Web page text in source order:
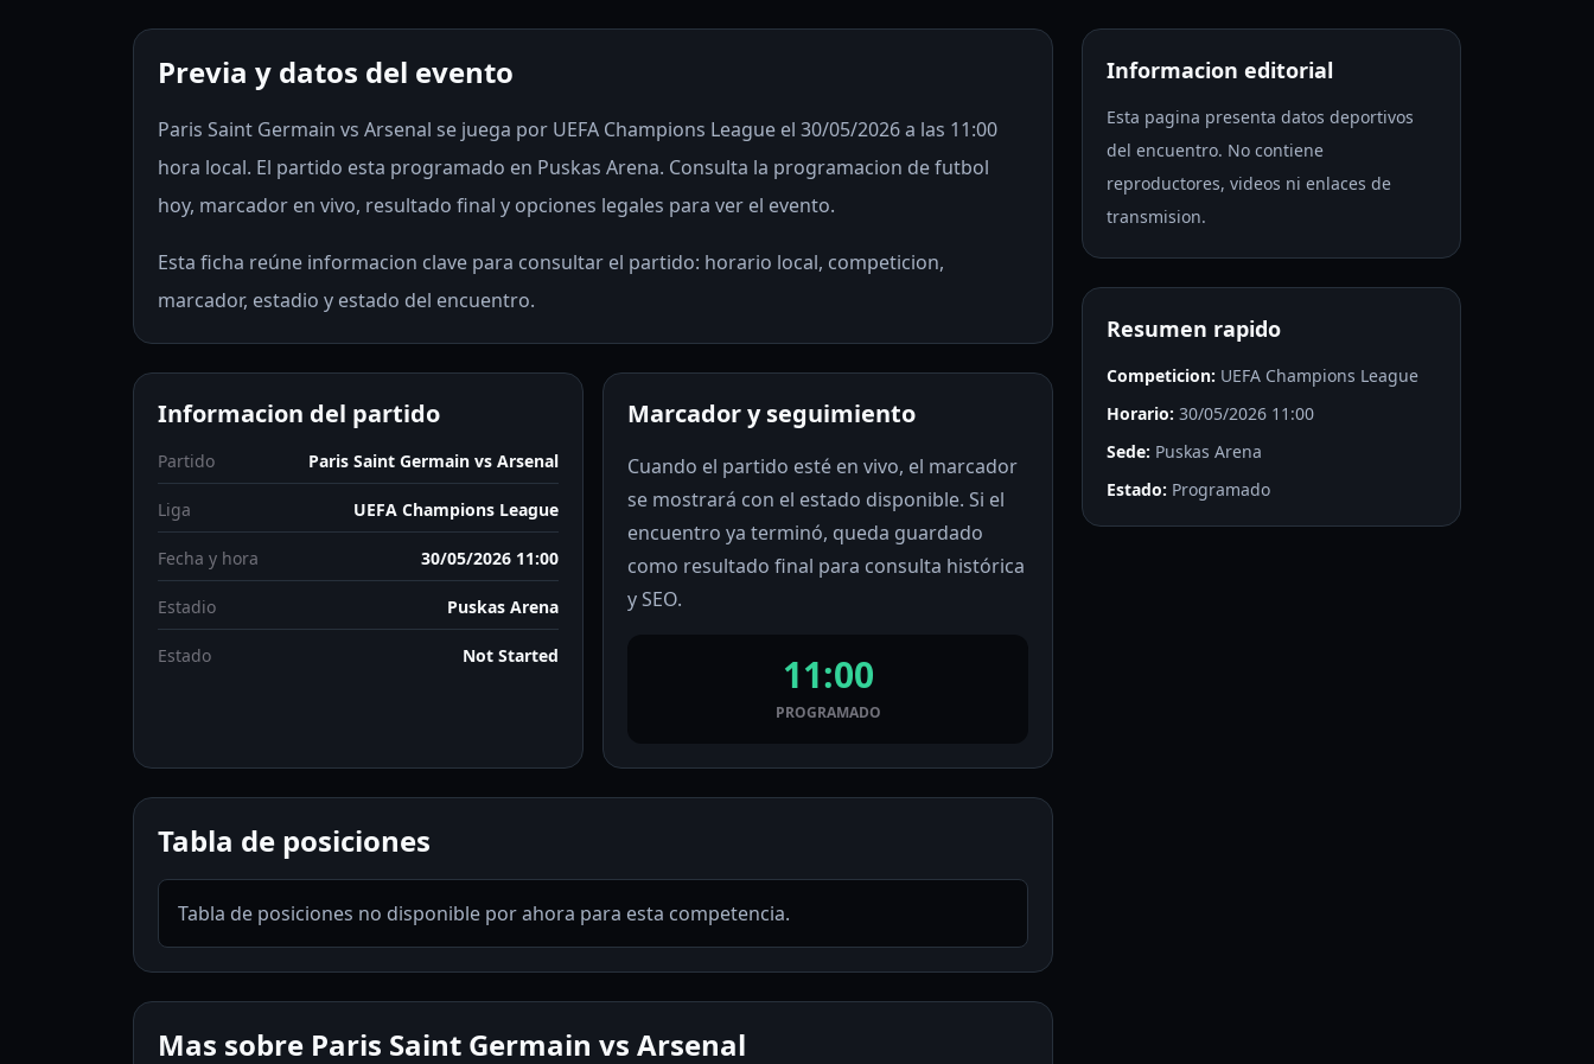
Previa y datos del evento
Paris Saint Germain vs Arsenal se juega por UEFA Champions League el 30/05/2026 a las 11:00
hora local. El partido esta programado en Puskas Arena. Consulta la programacion de futbol
hoy, marcador en vivo, resultado final y opciones legales para ver el evento.
Esta ficha reúne informacion clave para consultar el partido: horario local, competicion,
marcador, estadio y estado del encuentro.
Informacion del partido
Partido Paris Saint Germain vs Arsenal
Liga UEFA Champions League
Fecha y hora 30/05/2026 11:00
Estadio Puskas Arena
Estado Not Started
Marcador y seguimiento
Cuando el partido esté en vivo, el marcador
se mostrará con el estado disponible. Si el
encuentro ya terminó, queda guardado
como resultado final para consulta histórica
y SEO.
11:00
PROGRAMADO
Tabla de posiciones
Tabla de posiciones no disponible por ahora para esta competencia.
Mas sobre Paris Saint Germain vs Arsenal
Informacion editorial
Esta pagina presenta datos deportivos
del encuentro. No contiene
reproductores, videos ni enlaces de
transmision.
Resumen rapido
Competicion: UEFA Champions League
Horario: 30/05/2026 11:00
Sede: Puskas Arena
Estado: Programado